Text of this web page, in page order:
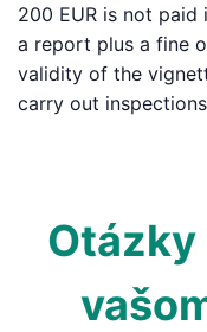
200 EUR is not paid
a report plus a fine
validity of the
carry out
Otázky